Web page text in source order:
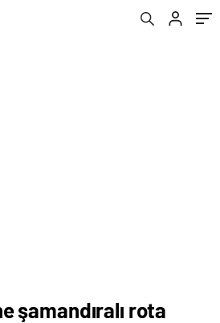
şamandıralı rota